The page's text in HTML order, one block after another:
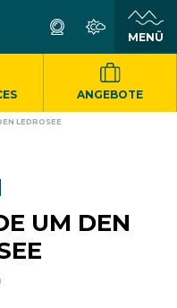
ANGEBOTE
LEDROSEE
UM DEN